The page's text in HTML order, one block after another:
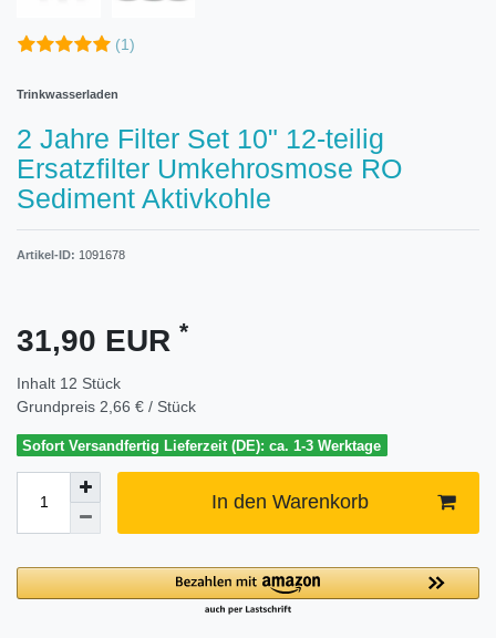
(1)
Trinkwasserladen
2 Jahre Filter Set 10" 12-teilig
Ersatzfilter Umkehrosmose RO
Sediment Aktivkohle
Artikel-ID: 1091678
31,90 EUR *
Inhalt 12 Stück
Grundpreis 2,66 € / Stück
Sofort Versandfertig Lieferzeit (DE): ca. 1-3 Werktage
In den Warenkorb